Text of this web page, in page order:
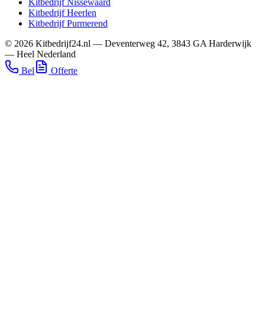
KitbedrijfHeerlen
KitbedrijfPurmerend
© 2026 Kitbedrijf24.nl — Deventerweg 42, 3843 GA Harderwijk
— Heel Nederland
Bel
Offerte